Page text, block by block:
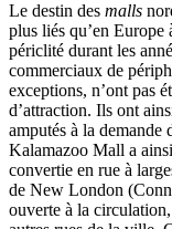
Le destin des malls
plus liés qu’en
périclité durant les
commerciaux de
exceptions, n’ont pas
d’attraction. Ils ont
amputés à la demande
Kalamazoo Mall a
convertie en rue à
de New London
ouverte à la